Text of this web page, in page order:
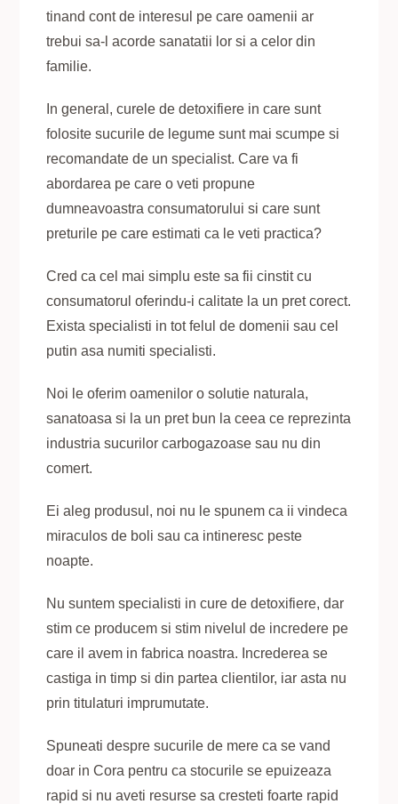
tinand cont de interesul pe care oamenii ar
trebui sa-l acorde sanatatii lor si a celor din
familie.
In general, curele de detoxifiere in care sunt
folosite sucurile de legume sunt mai scumpe si
recomandate de un specialist. Care va fi
abordarea pe care o veti propune
dumneavoastra consumatorului si care sunt
preturile pe care estimati ca le veti practica?
Cred ca cel mai simplu este sa fii cinstit cu
consumatorul oferindu-i calitate la un pret corect.
Exista specialisti in tot felul de domenii sau cel
putin asa numiti specialisti.
Noi le oferim oamenilor o solutie naturala,
sanatoasa si la un pret bun la ceea ce reprezinta
industria sucurilor carbogazoase sau nu din
comert.
Ei aleg produsul, noi nu le spunem ca ii vindeca
miraculos de boli sau ca intineresc peste
noapte.
Nu suntem specialisti in cure de detoxifiere, dar
stim ce producem si stim nivelul de incredere pe
care il avem in fabrica noastra. Increderea se
castiga in timp si din partea clientilor, iar asta nu
prin titulaturi imprumutate.
Spuneati despre sucurile de mere ca se vand
doar in Cora pentru ca stocurile se epuizeaza
rapid si nu aveti resurse sa cresteti foarte rapid